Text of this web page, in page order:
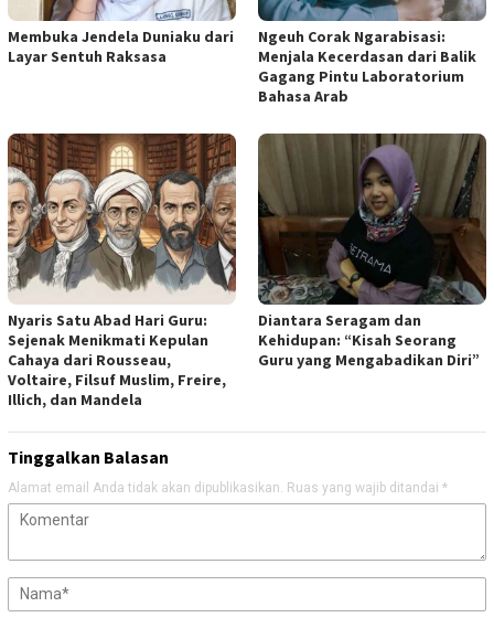
Membuka Jendela Duniaku dari
Layar Sentuh Raksasa
Ngeuh Corak Ngarabisasi:
Menjala Kecerdasan dari Balik
Gagang Pintu Laboratorium
Bahasa Arab
Nyaris Satu Abad Hari Guru:
Sejenak Menikmati Kepulan
Cahaya dari Rousseau,
Voltaire, Filsuf Muslim, Freire,
Illich, dan Mandela
Diantara Seragam dan
Kehidupan: “Kisah Seorang
Guru yang Mengabadikan Diri”
Tinggalkan Balasan
Alamat email Anda tidak akan dipublikasikan. Ruas yang wajib ditandai *